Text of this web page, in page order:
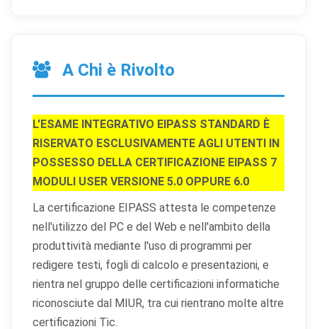
A Chi è Rivolto
L'ESAME INTEGRATIVO EIPASS STANDARD È
RISERVATO ESCLUSIVAMENTE AGLI UTENTI IN
POSSESSO DELLA CERTIFICAZIONE EIPASS 7
MODULI USER VERSIONE 5.0 OPPURE 6.0
La certificazione EIPASS attesta le competenze
nell'utilizzo del PC e del Web e nell'ambito della
produttività mediante l'uso di programmi per
redigere testi, fogli di calcolo e presentazioni, e
rientra nel gruppo delle certificazioni informatiche
riconosciute dal MIUR, tra cui rientrano molte altre
certificazioni Tic.